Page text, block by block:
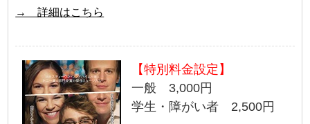
→ 詳細はこちら
【特別料金設定】
一般 3,000円
学生・障がい者 2,500円